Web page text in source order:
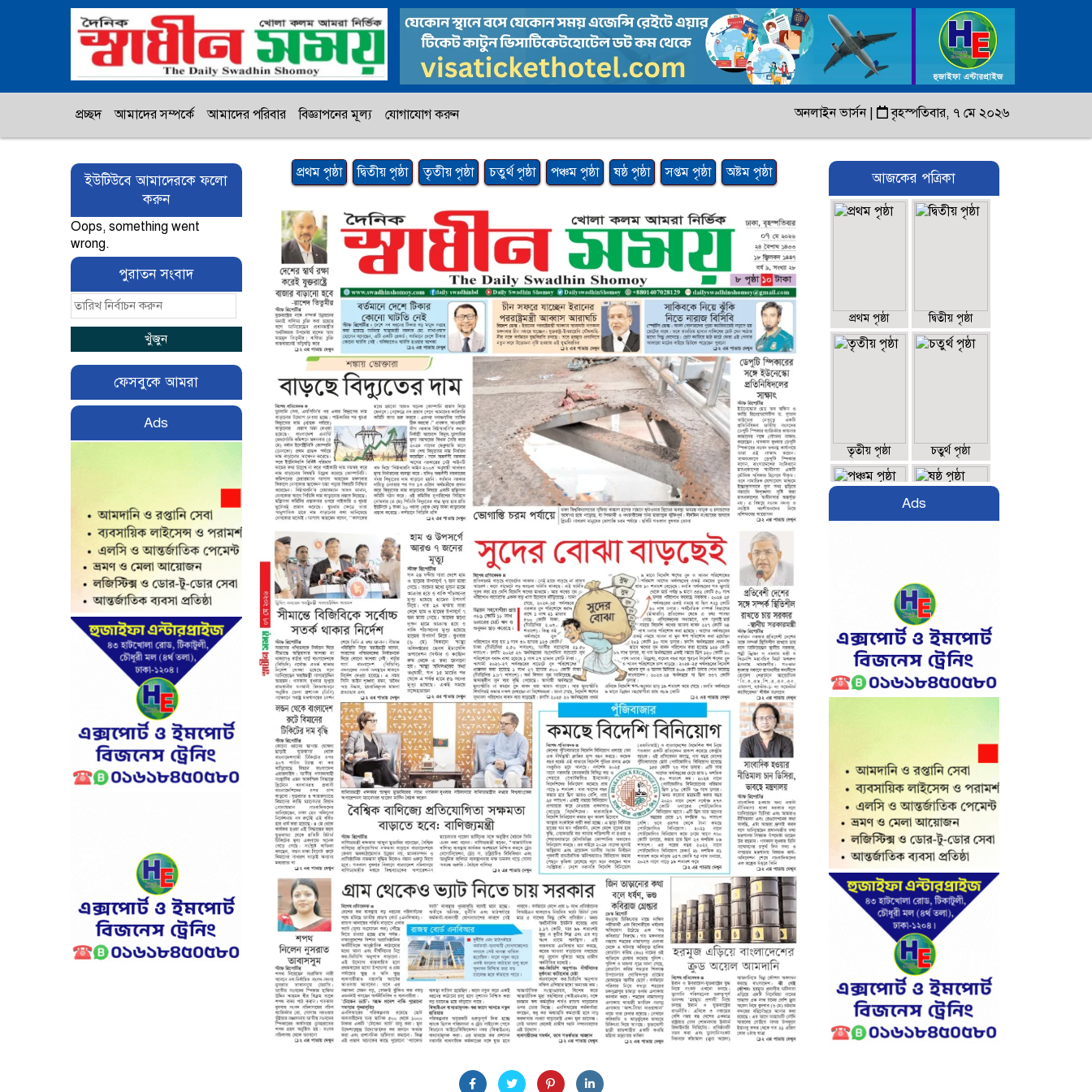
প্রচ্ছদ আমাদের সম্পর্কে আমাদের পরিবার বিজ্ঞাপনের মূল্য যোগাযোগ করুন অনলাইন ভার্সন | বৃহস্পতিবার, ৭ মে ২০২৬
ইউটিউবে আমাদেরকে ফলো
করুন
Oops, something went
wrong.
পুরাতন সংবাদ
ফেসবুকে আমরা
Ads
প্রথম পৃষ্ঠা দ্বিতীয় পৃষ্ঠা তৃতীয় পৃষ্ঠা চতুর্থ পৃষ্ঠা পঞ্চম পৃষ্ঠা ষষ্ঠ পৃষ্ঠা সপ্তম পৃষ্ঠা অষ্টম পৃষ্ঠা আজকের পত্রিকা
প্রথম পৃষ্ঠা দ্বিতীয় পৃষ্ঠা
তৃতীয় পৃষ্ঠা চতুর্থ পৃষ্ঠা
Ads